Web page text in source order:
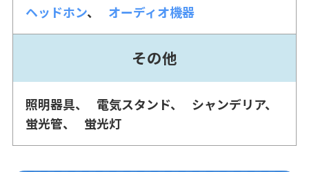
ヘッドホン
オーディオ機器
その他
照明器具 電気スタンド
シャンデリア
蛍光管
蛍光灯